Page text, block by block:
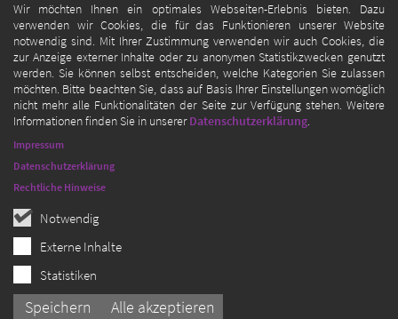
Wir möchten Ihnen ein optimales Webseiten-Erlebnis bieten. Dazu
verwenden wir Cookies, die für das Funktionieren unserer Website
notwendig sind. Mit Ihrer Zustimmung verwenden wir auch Cookies, die
zur Anzeige externer Inhalte oder zu anonymen Statistikzwecken genutzt
werden. Sie können selbst entscheiden, welche Kategorien Sie zulassen
möchten. Bitte beachten Sie, dass auf Basis Ihrer Einstellungen womöglich
nicht mehr alle Funktionalitäten der Seite zur Verfügung stehen. Weitere
Informationen finden Sie in unsererDatenschutzerklärung.
Notwendig
Externe Inhalte
Statistiken
Speichern Alle akzeptieren
Impressum
Datenschutzerklärung
Rechtliche Hinweise